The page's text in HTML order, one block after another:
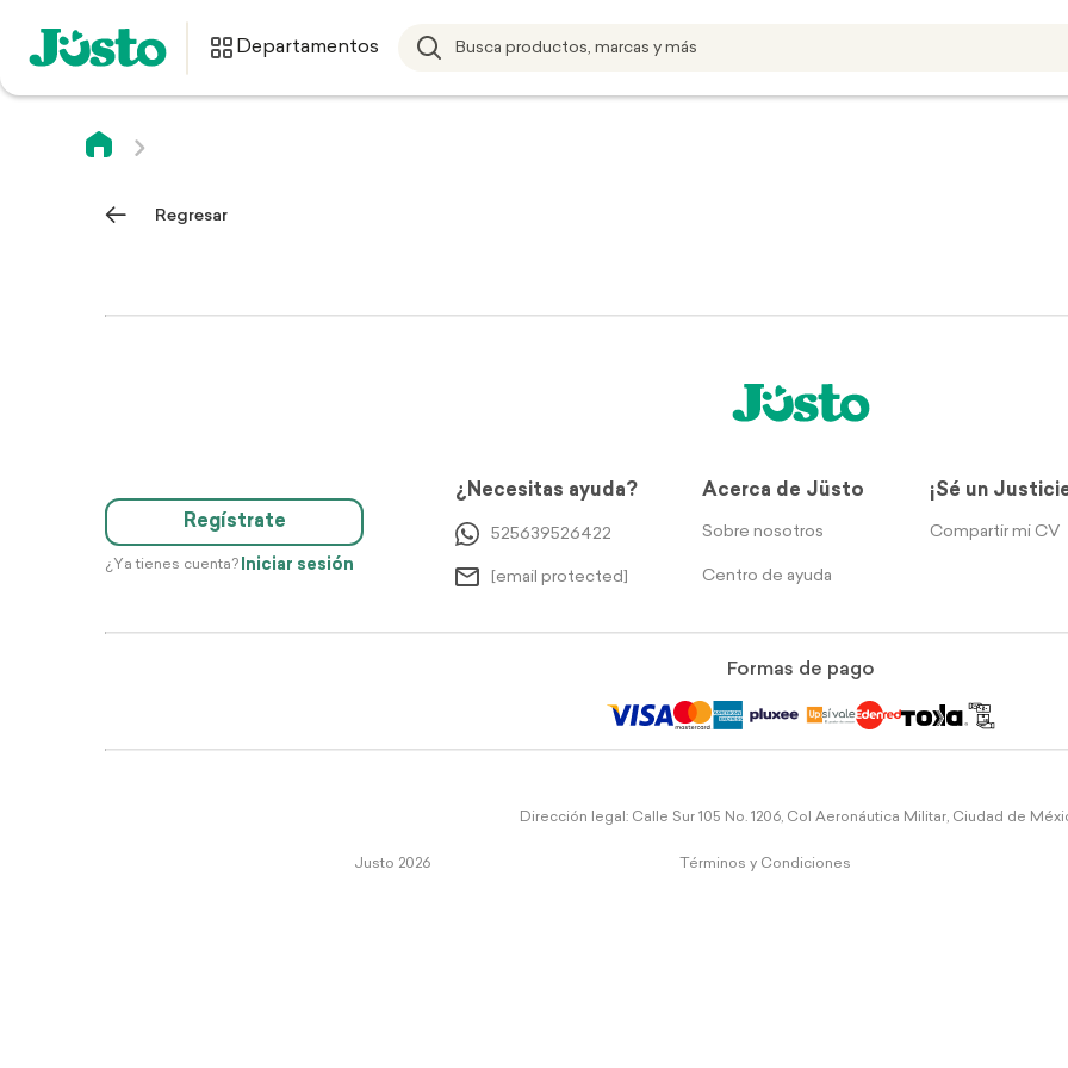
Departamentos
Regresar
Regístrate
¿Ya tienes cuenta? Iniciar sesión
¿Necesitas ayuda?
525639526422
[email protected]
Acerca de Jüsto
Sobre nosotros
Centro de ayuda
¡Sé un
Compartir mi CV
Formas de pago
Dirección legal: Calle Sur 105 No. 1206, Col Aeronáutica Militar, Ciudad de
Justo 2026 Términos y Condiciones